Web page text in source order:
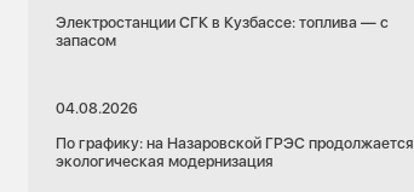
Электростанции СГК в Кузбассе: топлива — с
запасом
04.08.2026
По графику: на Назаровской ГРЭС продолжается
экологическая модернизация